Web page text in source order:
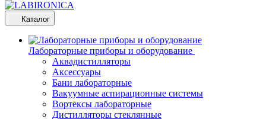
Каталог
Лабораторные приборы и оборудование
Аквадистилляторы
Аксессуары
Бани лабораторные
Вакуумные аспирационные системы
Вортексы лабораторные
Дистилляторы стеклянные